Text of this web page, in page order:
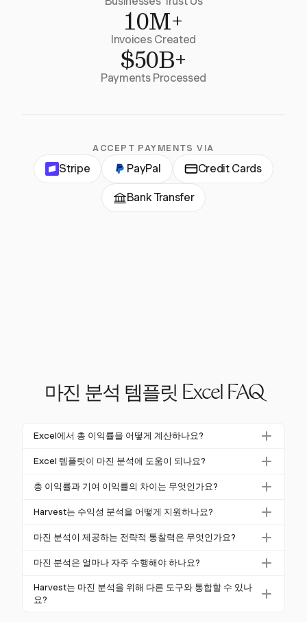
10M+
Invoices Created
$50B+
Payments Processed
ACCEPT PAYMENTS VIA
Stripe PayPal Credit Cards
Bank Transfer
마진 분석 템플릿 Excel FAQ
Excel에서 총 이익률을 어떻게 계산하나요?
Excel에서 총 이익률을 계산하려면=(수익 - 매출원
산 비용을 충당한 후 얼마의 이익이 발생했는지를 나타
러가 보유된다는 것을 의미합니다.
Excel 템플릿이 마진 분석에 도움이 되나요?
네, Excel 템플릿은 마진 분석을 크게 간소화할 수 있습
영업, 순이익 및 기여 마진과 같은 주요 마진을 계산하
하고 정보에 기반한 결정을 내리는 데 도움을 줍니다.
총 이익률과 기여 이익률의 차이는 무엇인가요?
총 이익률은 직접 생산 비용을 고려한 이익을 초점으로
여 이익률은 변동 비용 이후의 수익성을 측정하며, 수
로 합니다. 이는 수익 - 변동 비용으로 계산됩니다.
Harvest는 수익성 분석을 어떻게 지원하나요?
Harvest는 프로젝트 비용 및 예산에 대한 상세 보고서
용을 이해하고 이를 최적화하여 수익성을 향상시키는
청구 가능한 시간을 보장하여 재무 통찰력을 향상시킵
니다.
마진 분석이 제공하는 전략적 통찰력은 무엇인가요?
마진 분석은 가격 전략, 비용 관리 및 제품 성과에 대한
업은 성과가 저조한 제품을 식별하고 가격을 최적화하
며 비용 효율성을 개선할 수 있습니다. 이는 전체 수익
마진 분석은 얼마나 자주 수행해야 하나요?
마진 분석은 재무 성과를 모니터링하고 트렌드를 식별
하기 위해 정기적으로 수행해야 하며, 월별 또는 분기
Harvest는 마진 분석을 위해 다른 도구와 통합할 수 있나
요?